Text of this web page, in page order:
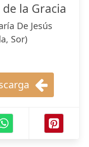
la Gracia
De Jesús
Sor)